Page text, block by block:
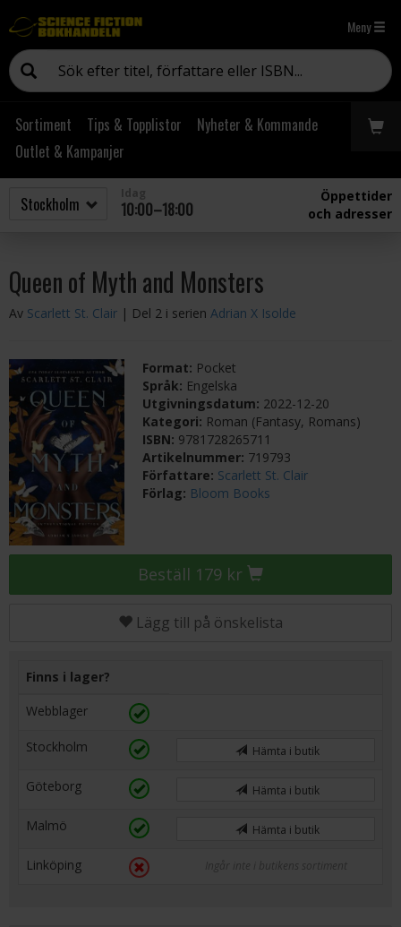
Meny
Sortiment Tips & Topplistor
Nyheter & Kommande
Outlet & Kampanjer
10:00–18:00
Öppettider
och adresser
Queen of Myth and Monsters
Av Scarlett St. Clair | Del 2 i serien Adrian X Isolde
Format: Pocket
Språk: Engelska
Utgivningsdatum: 2022-12-20
Kategori: Roman (Fantasy, Romans)
ISBN: 9781728265711
Artikelnummer: 719793
Författare: Scarlett St. Clair
Förlag: Bloom Books
Beställ 179 kr
Lägg till på önskelista
Finns i lager?
Webblager
Stockholm Hämta i butik
Göteborg Hämta i butik
Malmö Hämta i butik
Linköping Ingår inte i butikens sortiment